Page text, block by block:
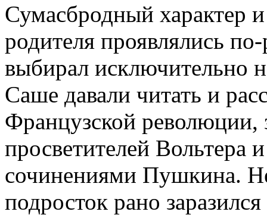
Сумасбродный характер
родителя проявлялись
выбирал исключительно
Саше давали читать и
Французской революции,
просветителей
сочинениями Пушкина.
подросток рано